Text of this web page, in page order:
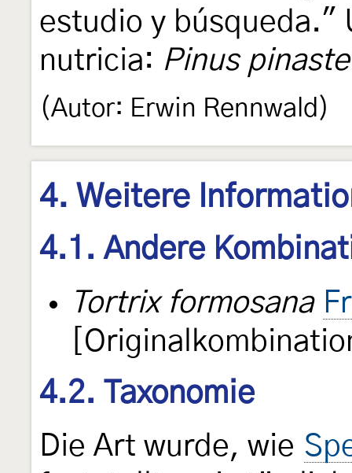
estudio y búsqueda."
nutricia: Pinus
(Autor: Erwin Rennwald)
4. Weitere
4.1. Andere
Tortrix formosana
4.2. Taxonomie
Die Art wurde, wie